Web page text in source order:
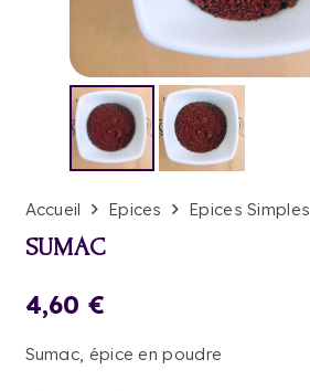
Accueil Epices Epices Simples
SUMAC
4,60 €
Sumac, épice en poudre